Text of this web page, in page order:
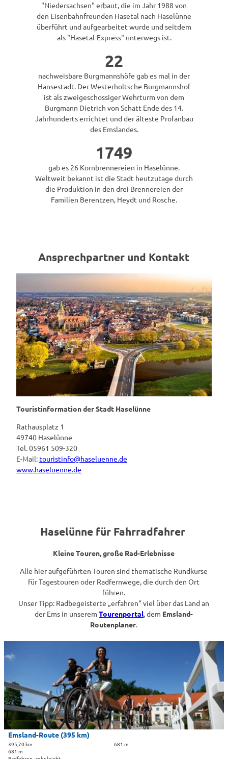
"Niedersachsen" erbaut, die im Jahr 1988 von
den Eisenbahnfreunden Hasetal nach Haselünne
überführt und aufgearbeitet wurde und seitdem
als "Hasetal-Express" unterwegs ist.
22
nachweisbare Burgmannshöfe gab es mal in der
Hansestadt. Der Westerholtsche Burgmannshof
ist als zweigeschossiger Wehrturm von dem
Burgmann Dietrich von Schatt Ende des 14.
Jahrhunderts errichtet und der älteste Profanbau
des Emslandes.
1749
gab es 26 Kornbrennereien in Haselünne.
Weltweit bekannt ist die Stadt heutzutage durch
die Produktion in den drei Brennereien der
Familien Berentzen, Heydt und Rosche.
Ansprechpartner und Kontakt
Touristinformation der Stadt Haselünne
Rathausplatz 1
49740 Haselünne
Tel. 05961 509-320
E-Mail: touristinfo@haseluenne.de
www.haseluenne.de
Haselünne für Fahrradfahrer
Kleine Touren, große Rad-Erlebnisse
Alle hier aufgeführten Touren sind thematische Rundkurse
für Tagestouren oder Radfernwege, die durch den Ort
führen.
Unser Tipp: Radbegeisterte „erfahren“ viel über das Land an
der Ems in unseremTourenportal, dem Emsland-
Routenplaner.
e
i
l
s
e
i Emsland-Route (395 km)
395,70 km
681 m
681 m